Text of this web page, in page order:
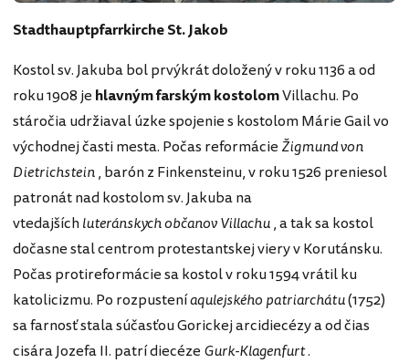
Stadthauptpfarrkirche St. Jakob
Kostol sv. Jakuba bol prvýkrát doložený v roku 1136 a od
roku 1908 je hlavným farským kostolomVillachu. Po
stáročia udržiaval úzke spojenie s kostolom Márie Gail vo
východnej časti mesta. Počas reformácie Žigmund von
Dietrichstein, barón z Finkensteinu, v roku 1526 preniesol
patronát nad kostolom sv. Jakuba na
vtedajšíchluteránskych občanov Villachu, a tak sa kostol
dočasne stal centrom protestantskej viery v Korutánsku.
Počas protireformácie sa kostol v roku 1594 vrátil ku
katolicizmu. Po rozpusteníaqulejského patriarchátu(1752)
sa farnosť stala súčasťou Gorickej arcidiecézy a od čias
cisára Jozefa II. patrí diecéze Gurk-Klagenfurt.